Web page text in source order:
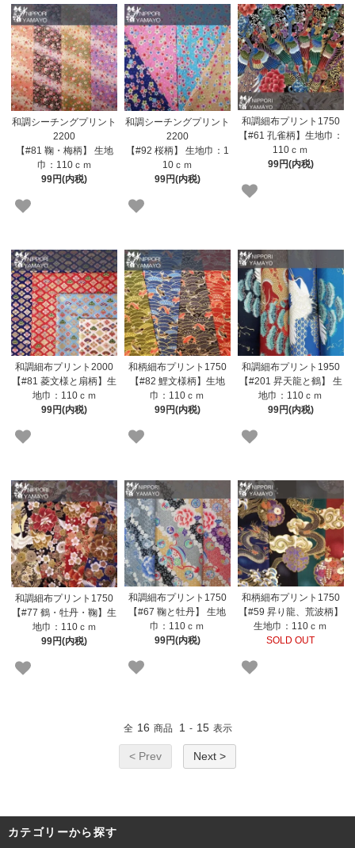
和調シーチングプリント
2200
【#81 鞠・梅柄】 生地
巾：110ｃｍ
99円(内税)
和調シーチングプリント
2200
【#92 桜柄】 生地巾：1
10ｃｍ
99円(内税)
和調細布プリント1750
【#61 孔雀柄】生地巾：
110ｃｍ
99円(内税)
和調細布プリント2000
【#81 菱文様と扇柄】生
地巾：110ｃｍ
99円(内税)
和柄細布プリント1750
【#82 鯉文様柄】生地
巾：110ｃｍ
99円(内税)
和調細布プリント1950
【#201 昇天龍と鶴】 生
地巾：110ｃｍ
99円(内税)
和調細布プリント1750
【#77 鶴・牡丹・鞠】生
地巾：110ｃｍ
99円(内税)
和調細布プリント1750
【#67 鞠と牡丹】 生地
巾：110ｃｍ
99円(内税)
和柄細布プリント1750
【#59 昇り龍、荒波柄】
生地巾：110ｃｍ
SOLD OUT
全 16 商品 1 - 15 表示
< Prev Next >
カテゴリーから探す